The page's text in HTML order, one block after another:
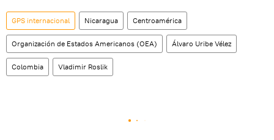
GPS internacional Nicaragua Centroamérica
Organización de Estados Americanos (OEA) Álvaro Uribe Vélez
Colombia Vladimir Roslik